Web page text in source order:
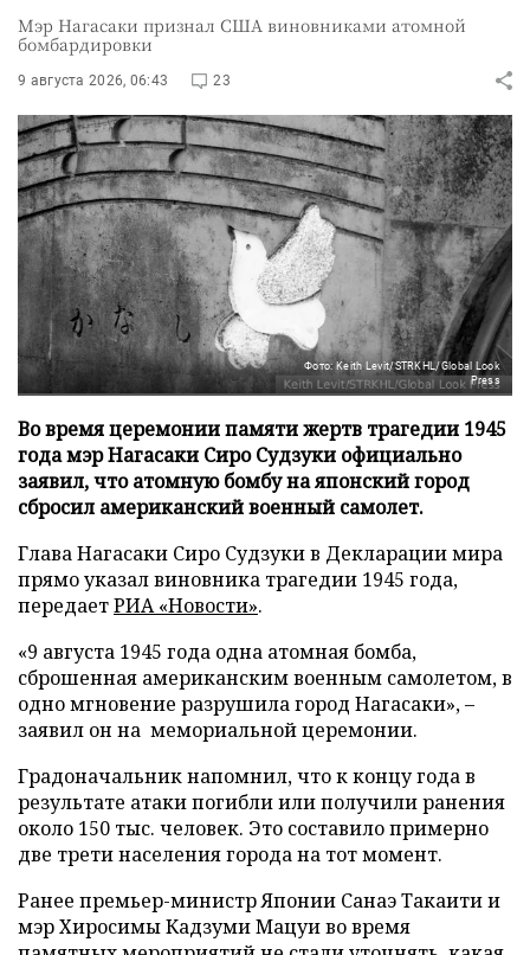
Мэр Нагасаки признал США виновниками атомной
бомбардировки
9 августа 2026, 06:43 23
Фото: Keith Levit/STRKHL/Global Look
Press
Во время церемонии памяти жертв трагедии 1945
года мэр Нагасаки Сиро Судзуки официально
заявил, что атомную бомбу на японский город
сбросил американский военный самолет.
Глава Нагасаки Сиро Судзуки в Декларации мира
прямо указал виновника трагедии 1945 года,
передаетРИА «Новости».
«9 августа 1945 года одна атомная бомба,
сброшенная американским военным самолетом, в
одно мгновение разрушила город Нагасаки», –
заявил он на мемориальной церемонии.
Градоначальник напомнил, что к концу года в
результате атаки погибли или получили ранения
около 150 тыс. человек. Это составило примерно
две трети населения города на тот момент.
Ранее премьер-министр Японии Санаэ Такаити и
мэр Хиросимы Кадзуми Мацуи во время